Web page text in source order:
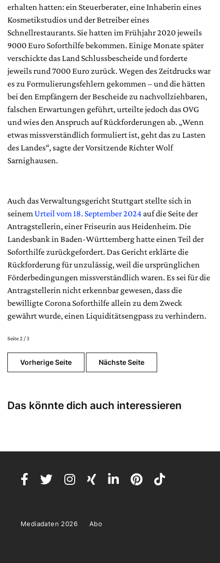
erhalten hatten: ein Steuerberater, eine Inhaberin eines
Kosmetikstudios und der Betreiber eines
Schnellrestaurants. Sie hatten im Frühjahr 2020 jeweils
9000 Euro Soforthilfe bekommen. Einige Monate später
verschickte das Land Schlussbescheide und forderte
jeweils rund 7000 Euro zurück. Wegen des Zeitdrucks war
es zu Formulierungsfehlern gekommen – und die hätten
bei den Empfängern der Bescheide zu nachvollziehbaren,
falschen Erwartungen geführt, urteilte jedoch das OVG
und wies den Anspruch auf Rückforderungen ab. „Wenn
etwas missverständlich formuliert ist, geht das zu Lasten
des Landes“, sagte der Vorsitzende Richter Wolf
Sarnighausen.
Auch das Verwaltungsgericht Stuttgart stellte sich in
seinem Urteil vom 18. September 2024 auf die Seite der
Antragstellerin, einer Friseurin aus Heidenheim. Die
Landesbank in Baden-Württemberg hatte einen Teil der
Soforthilfe zurückgefordert. Das Gericht erklärte die
Rückforderung für unzulässig, weil die ursprünglichen
Förderbedingungen missverständlich waren. Es sei für die
Antragstellerin nicht erkennbar gewesen, dass die
bewilligte Corona Soforthilfe allein zu dem Zweck
gewährt wurde, einen Liquiditätsengpass zu verhindern.
Seite 2 / 3
Vorherige Seite Nächste Seite
Das könnte dich auch interessieren
Mediadaten 2026 Abo